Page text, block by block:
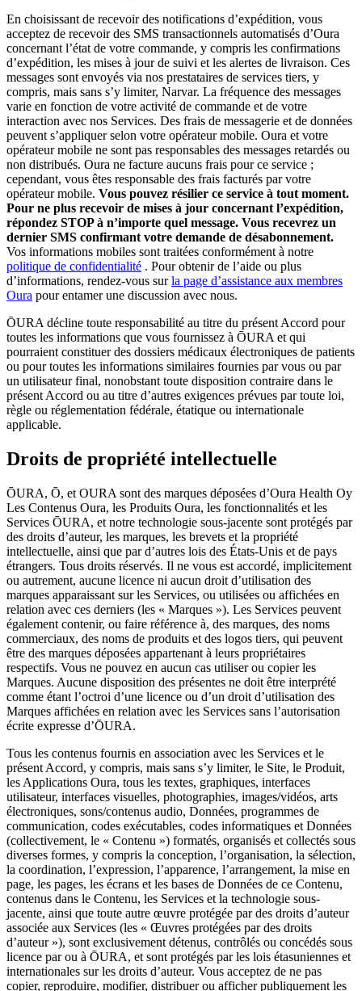
En choisissant de recevoir des notifications d’expédition, vous
acceptez de recevoir des SMS transactionnels automatisés d’Oura
concernant l’état de votre commande, y compris les confirmations
d’expédition, les mises à jour de suivi et les alertes de livraison. Ces
messages sont envoyés via nos prestataires de services tiers, y
compris, mais sans s’y limiter, Narvar. La fréquence des messages
varie en fonction de votre activité de commande et de votre
interaction avec nos Services. Des frais de messagerie et de données
peuvent s’appliquer selon votre opérateur mobile. Oura et votre
opérateur mobile ne sont pas responsables des messages retardés ou
non distribués. Oura ne facture aucuns frais pour ce service ;
cependant, vous êtes responsable des frais facturés par votre
opérateur mobile. Vous pouvez résilier ce service à tout moment.
Pour ne plus recevoir de mises à jour concernant l’expédition,
répondez STOP à n’importe quel message. Vous recevrez un
dernier SMS confirmant votre demande de désabonnement.
Vos informations mobiles sont traitées conformément à notre
politique de confidentialité . Pour obtenir de l’aide ou plus
d’informations, rendez-vous surla page d’assistance aux membres
Oura pour entamer une discussion avec nous.
ŌURA décline toute responsabilité au titre du présent Accord pour
toutes les informations que vous fournissez à ŌURA et qui
pourraient constituer des dossiers médicaux électroniques de patients
ou pour toutes les informations similaires fournies par vous ou par
un utilisateur final, nonobstant toute disposition contraire dans le
présent Accord ou au titre d’autres exigences prévues par toute loi,
règle ou réglementation fédérale, étatique ou internationale
applicable.
Droits de propriété intellectuelle
ŌURA, Ō, et OURA sont des marques déposées d’Oura Health Oy
Les Contenus Oura, les Produits Oura, les fonctionnalités et les
Services ŌURA, et notre technologie sous-jacente sont protégés par
des droits d’auteur, les marques, les brevets et la propriété
intellectuelle, ainsi que par d’autres lois des États-Unis et de pays
étrangers. Tous droits réservés. Il ne vous est accordé, implicitement
ou autrement, aucune licence ni aucun droit d’utilisation des
marques apparaissant sur les Services, ou utilisées ou affichées en
relation avec ces derniers (les « Marques »). Les Services peuvent
également contenir, ou faire référence à, des marques, des noms
commerciaux, des noms de produits et des logos tiers, qui peuvent
être des marques déposées appartenant à leurs propriétaires
respectifs. Vous ne pouvez en aucun cas utiliser ou copier les
Marques. Aucune disposition des présentes ne doit être interprété
comme étant l’octroi d’une licence ou d’un droit d’utilisation des
Marques affichées en relation avec les Services sans l’autorisation
écrite expresse d’ŌURA.
Tous les contenus fournis en association avec les Services et le
présent Accord, y compris, mais sans s’y limiter, le Site, le Produit,
les Applications Oura, tous les textes, graphiques, interfaces
utilisateur, interfaces visuelles, photographies, images/vidéos, arts
électroniques, sons/contenus audio, Données, programmes de
communication, codes exécutables, codes informatiques et Données
(collectivement, le « Contenu ») formatés, organisés et collectés sous
diverses formes, y compris la conception, l’organisation, la sélection,
la coordination, l’expression, l’apparence, l’arrangement, la mise en
page, les pages, les écrans et les bases de Données de ce Contenu,
contenus dans le Contenu, les Services et la technologie sous-
jacente, ainsi que toute autre œuvre protégée par des droits d’auteur
associée aux Services (les « Œuvres protégées par des droits
d’auteur »), sont exclusivement détenus, contrôlés ou concédés sous
licence par ou à ŌURA, et sont protégés par les lois étasuniennes et
internationales sur les droits d’auteur. Vous acceptez de ne pas
copier, reproduire, modifier, distribuer ou afficher publiquement les